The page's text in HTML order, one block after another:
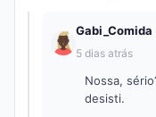
Gabi_Comida
5 dias atrás
Nossa,
desisti.